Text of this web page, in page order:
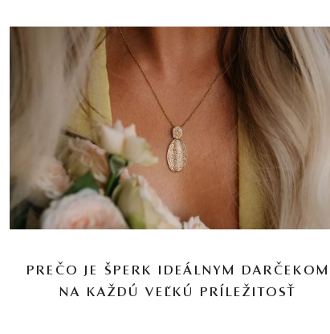
PREČO JE ŠPERK IDEÁLNYM DARČEKOM
NA KAŽDÚ VEĽKÚ PRÍLEŽITOSŤ